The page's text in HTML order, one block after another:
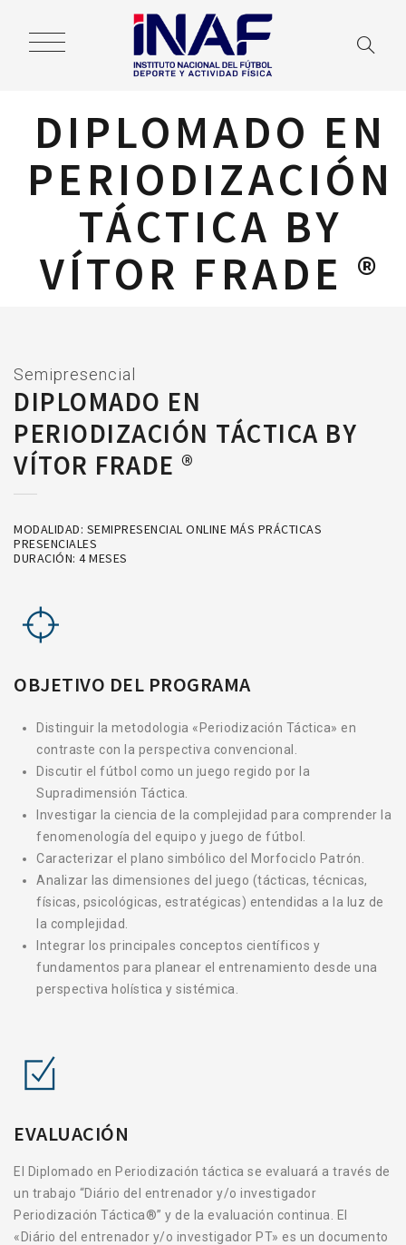
DIPLOMADO EN
PERIODIZACIÓN
TÁCTICA BY
VÍTOR FRADE ®
Semipresencial
DIPLOMADO EN
PERIODIZACIÓN TÁCTICA BY
VÍTOR FRADE ®
MODALIDAD: SEMIPRESENCIAL ONLINE MÁS PRÁCTICAS
PRESENCIALES
DURACIÓN: 4 MESES
OBJETIVO DEL PROGRAMA
Distinguir la metodologia «Periodización Táctica» en
contraste con la perspectiva convencional.
Discutir el fútbol como un juego regido por la
Supradimensión Táctica.
Investigar la ciencia de la complejidad para comprender la
fenomenología del equipo y juego de fútbol.
Caracterizar el plano simbólico del Morfociclo Patrón.
Analizar las dimensiones del juego (tácticas, técnicas,
físicas, psicológicas, estratégicas) entendidas a la luz de
la complejidad.
Integrar los principales conceptos científicos y
fundamentos para planear el entrenamiento desde una
perspectiva holística y sistémica.
EVALUACIÓN
El Diplomado en Periodización táctica se evaluará a través de
un trabajo “Diário del entrenador y/o investigador
Periodización Táctica®” y de la evaluación continua. El
«Diário del entrenador y/o investigador PT» es un documento